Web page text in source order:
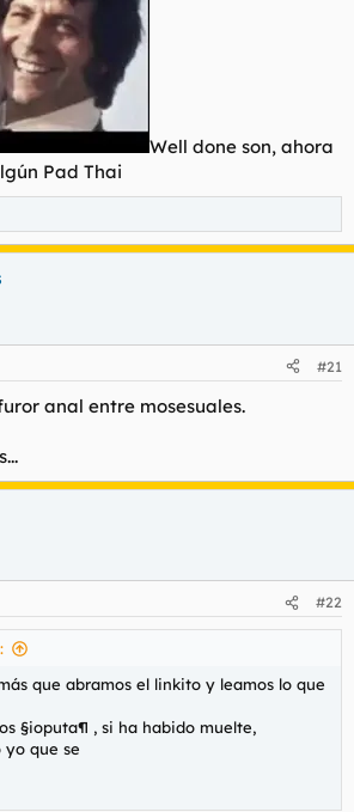
Well done son, ahora
Pad Thai
#21
anal entre mosesuales.
#22
que abramos el linkito y leamos lo que
§ioputa¶ , si ha habido muelte,
yo que se